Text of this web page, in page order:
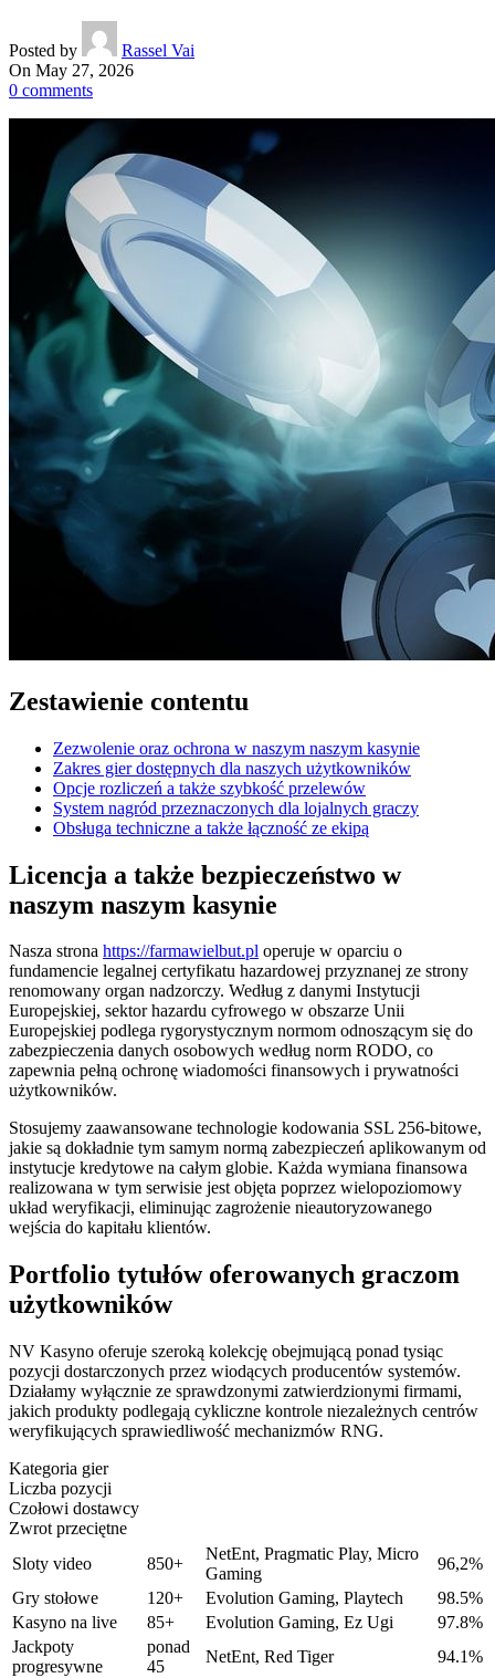
Posted by
Rassel Vai
On May 27, 2026
0 comments
Zestawienie contentu
Zezwolenie oraz ochrona w naszym naszym kasynie
Zakres gier dostępnych dla naszych użytkowników
Opcje rozliczeń a także szybkość przelewów
System nagród przeznaczonych dla lojalnych graczy
Obsługa techniczne a także łączność ze ekipą
Licencja a także bezpieczeństwo w
naszym naszym kasynie
Nasza strona https://farmawielbut.pl operuje w oparciu o
fundamencie legalnej certyfikatu hazardowej przyznanej ze strony
renomowany organ nadzorczy. Według z danymi Instytucji
Europejskiej, sektor hazardu cyfrowego w obszarze Unii
Europejskiej podlega rygorystycznym normom odnoszącym się do
zabezpieczenia danych osobowych według norm RODO, co
zapewnia pełną ochronę wiadomości finansowych i prywatności
użytkowników.
Stosujemy zaawansowane technologie kodowania SSL 256-bitowe,
jakie są dokładnie tym samym normą zabezpieczeń aplikowanym od
instytucje kredytowe na całym globie. Każda wymiana finansowa
realizowana w tym serwisie jest objęta poprzez wielopoziomowy
układ weryfikacji, eliminując zagrożenie nieautoryzowanego
wejścia do kapitału klientów.
Portfolio tytułów oferowanych graczom
użytkowników
NV Kasyno oferuje szeroką kolekcję obejmującą ponad tysiąc
pozycji dostarczonych przez wiodących producentów systemów.
Działamy wyłącznie ze sprawdzonymi zatwierdzionymi firmami,
jakich produkty podlegają cykliczne kontrole niezależnych centrów
weryfikujących sprawiedliwość mechanizmów RNG.
Kategoria gier
Liczba pozycji
Czołowi dostawcy
Zwrot przeciętne
Sloty video
850+
NetEnt, Pragmatic Play, Micro
Gaming
96,2%
Gry stołowe
120+ Evolution Gaming, Playtech
98.5%
Kasyno na live
85+ Evolution Gaming, Ez Ugi
97.8%
Jackpoty
progresywne
ponad
45
NetEnt, Red Tiger 94.1%